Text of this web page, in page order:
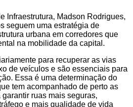
Infraestrutura, Madson Rodrigues,
seguem uma estratégia de
urbana em corredores que
na mobilidade da capital.
para recuperar as vias
de veículos e são essenciais para
Essa é uma determinação do
tem acompanhado de perto as
ruas mais seguras,
e mais qualidade de vida